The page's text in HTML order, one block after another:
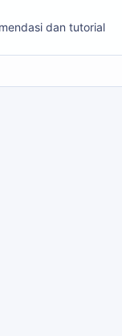
dan tutorial